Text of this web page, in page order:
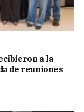
a la
de reuniones